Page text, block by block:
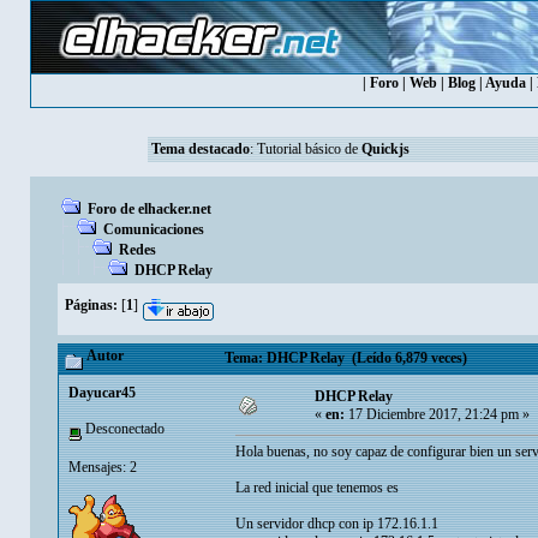
Foro| Web| Blog| Ayuda|
Tema destacado: Tutorial básico de Quickjs
Foro de elhacker.net
Comunicaciones
Redes
DHCP Relay
Páginas: [1]
Autor Tema: DHCP Relay (Leído 6,879 veces)
Dayucar45
Desconectado
Mensajes: 2
DHCP Relay
«en:17 Diciembre 2017, 21:24 pm »
Hola buenas, no soy capaz de configurar bien un
La red inicial que tenemos es
Un servidor dhcp con ip 172.16.1.1